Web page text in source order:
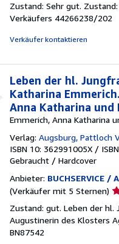
5
Zustand: Sehr gut.
Verkäufers 44266238/202
Verkäufer kontaktieren
Leben der hl.
Katharina
Anna Katharina und
Emmerich, Anna Katharina
Verlag: Augsburg, Pattloch
ISBN 10: 362991005X /
Gebraucht / Hardcover
Anbieter: BUCHSERVICE /
(Verkäufer mit 5 Sternen)
5
Zustand: gut. Leben der hl.
Augustinerin des Klosters
BN87542